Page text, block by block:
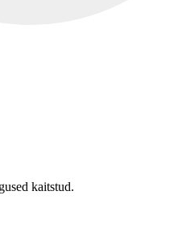
kaitstud.